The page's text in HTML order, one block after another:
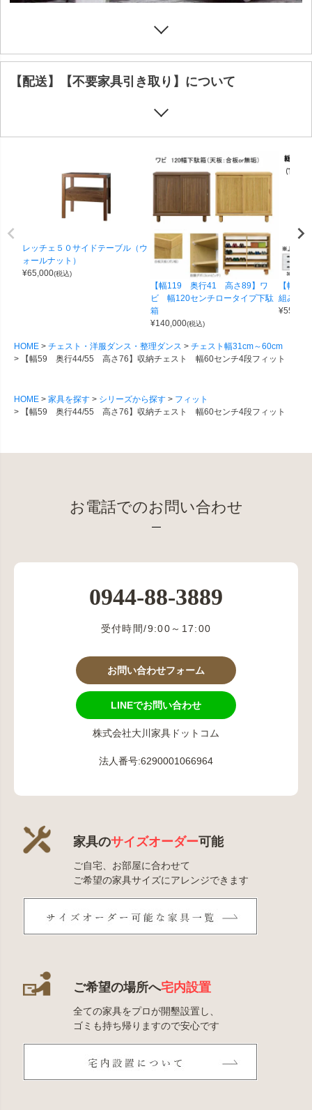
【配送】【不要家具引き取り】について
レッチェ５０サイドテーブル（ウ
ォールナット）
¥65,000(税込)
【幅119 奥行41 高さ89】ワ
ビ 幅120センチロータイプ下駄
箱
¥140,000(税込)
【幅
組み合
¥55,000
HOME チェスト・洋服ダンス・整理ダンス
チェスト幅31cm～60cm
【幅59 奥行44/55 高さ76】収納チェスト 幅60センチ4段フィット
HOME 家具を探す シリーズから探す
フィット
【幅59 奥行44/55 高さ76】収納チェスト 幅60センチ4段フィット
お電話でのお問い合わせ
0944-88-3889
受付時間/9:00～17:00
お問い合わせフォーム
LINEでお問い合わせ
株式会社大川家具ドットコム
法人番号:6290001066964
家具のサイズオーダー可能
ご自宅、お部屋に合わせて
ご希望の家具サイズにアレンジできます
ご希望の場所へ宅内設置
全ての家具をプロが開墾設置し、
ゴミも持ち帰りますので安心です